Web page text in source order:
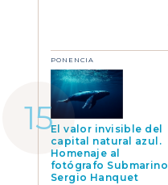
PONENCIA
El valor invisible del
capital natural azul.
Homenaje al
fotógrafo Submarino
Sergio Hanquet